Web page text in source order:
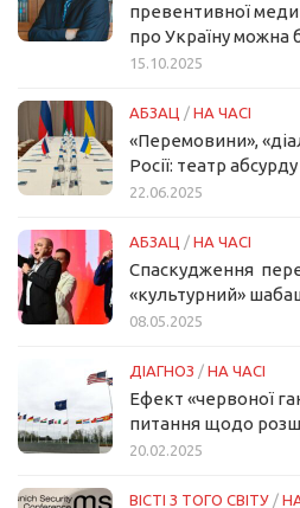
превентивної
про Україну можна
15.10.2025
АБЗАЦ / НА ЧАСІ
«Перемовини»,
Росії: театр
22.06.2025
АБЗАЦ / НА ЧАСІ
Спаскудження
«культурний»
08.05.2025
ДІАГНОЗ / НА ЧАСІ
Ефект «червоної
питання щодо
20.02.2025
ВІСТІ З ТОГО СВІТУ /